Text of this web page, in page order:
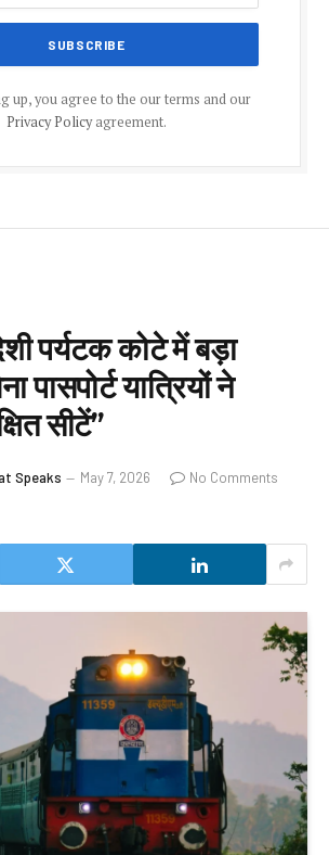
up, you agree to the our terms and our
Privacy Policyagreement.
पर्यटक कोटे में बड़ा
पासपोर्ट यात्रियों ने
सीटें”
Speaks May 7, 2026
No Comments